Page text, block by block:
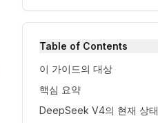
Table of Contents
이 가이드의 대상
핵심 요약
DeepSeek V4의 현재 상태